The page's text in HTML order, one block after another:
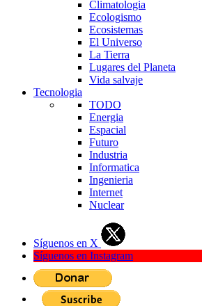
Climatologia
Ecologismo
Ecosistemas
El Universo
La Tierra
Lugares del Planeta
Vida salvaje
Tecnologia
TODO
Energia
Espacial
Futuro
Industria
Informatica
Ingenieria
Internet
Nuclear
Síguenos en X
Síguenos en Instagram